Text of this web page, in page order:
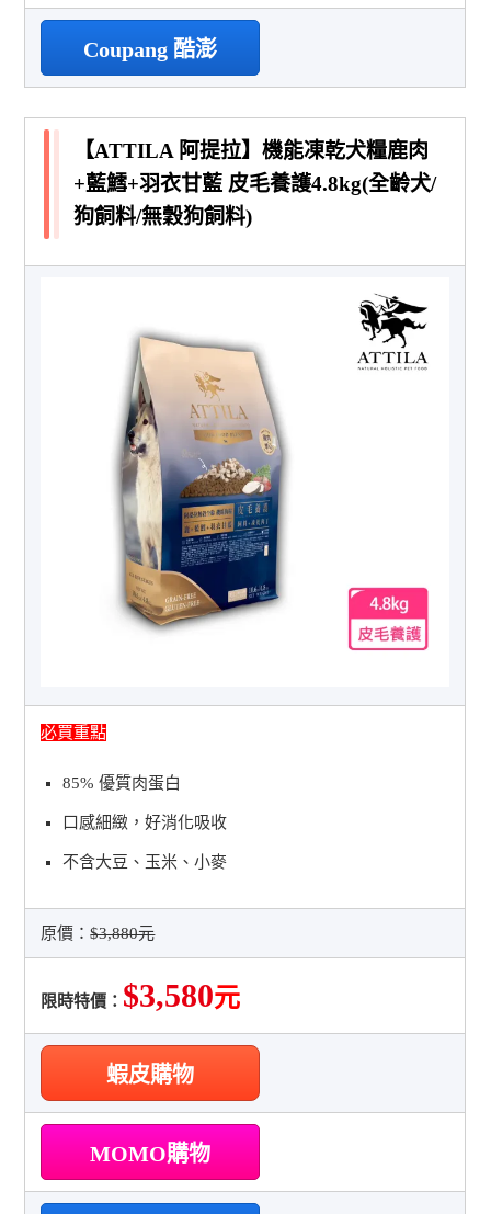
Coupang 酷澎
【ATTILA 阿提拉】機能凍乾犬糧鹿肉
+藍鱈+羽衣甘藍 皮毛養護4.8kg(全齡犬/
狗飼料/無穀狗飼料)
必買重點
85% 優質肉蛋白
口感細緻，好消化吸收
不含大豆、玉米、小麥
原價：$3,880元
限時特價： $3,580元
蝦皮購物
MOMO購物